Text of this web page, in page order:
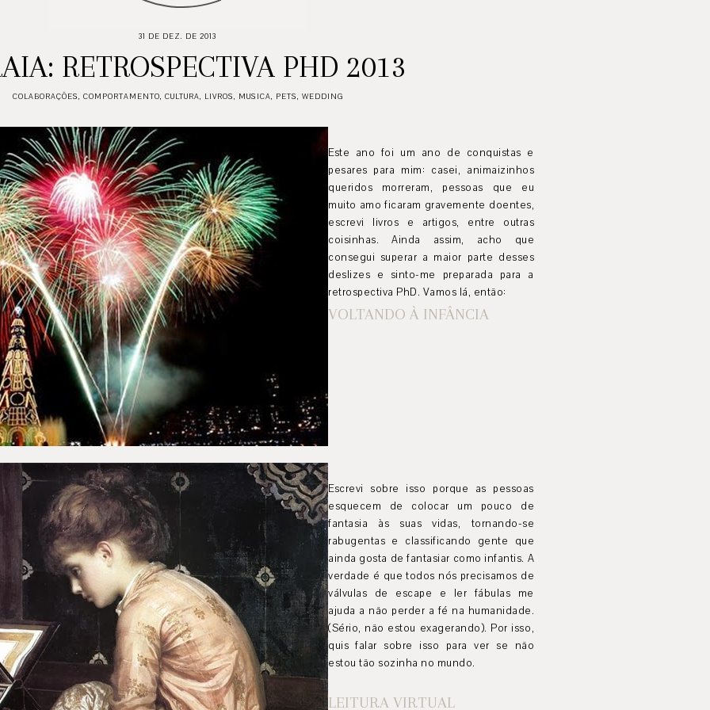
31 DE DEZ. DE 2013
RETROSPECTIVA PHD 2013
COLABORAÇÕES, COMPORTAMENTO, CULTURA, LIVROS, MUSICA, PETS, WEDDING
Este ano foi um ano de conquistas e
pesares para mim: casei, animaizinhos
queridos morreram, pessoas que eu
muito amo ficaram gravemente doentes,
escrevi livros e artigos, entre outras
coisinhas. Ainda assim, acho que
consegui superar a maior parte desses
deslizes e sinto-me preparada para a
retrospectiva PhD. Vamos lá, então:
VOLTANDO À INFÂNCIA
Escrevi sobre isso porque as pessoas
esquecem de colocar um pouco de
fantasia às suas vidas, tornando-se
rabugentas e classificando gente que
ainda gosta de fantasiar como infantis. A
verdade é que todos nós precisamos de
válvulas de escape e ler fábulas me
ajuda a não perder a fé na humanidade.
(Sério, não estou exagerando). Por isso,
quis falar sobre isso para ver se não
estou tão sozinha no mundo.
LEITURA VIRTUAL